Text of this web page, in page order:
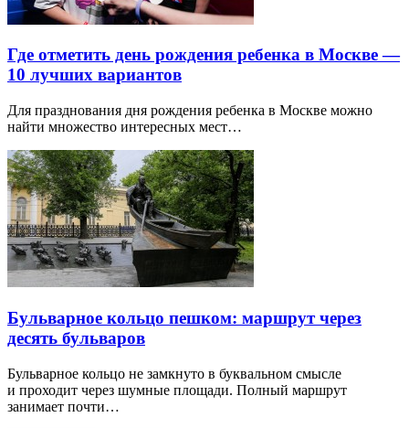
Где отметить день рождения ребенка в Москве —
10 лучших вариантов
Для празднования дня рождения ребенка в Москве можно
найти множество интересных мест…
Бульварное кольцо пешком: маршрут через
десять бульваров
Бульварное кольцо не замкнуто в буквальном смысле
и проходит через шумные площади. Полный маршрут
занимает почти…